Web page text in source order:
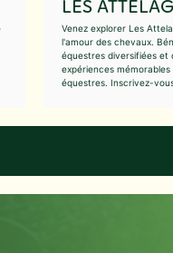
LES
Venez explorer Les
l'amour des chevaux.
équestres diversifiées et
expériences
équestres. Inscrivez-